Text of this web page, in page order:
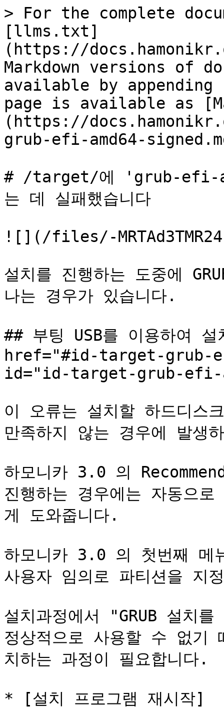
> For the complete
[llms.txt]
(https://
Markdown versions of
available by
page is available as
(https://
grub-efi-amd64-
# /target/에 'grub-efi-
는 데 실패했습니다
![](/files/-
설치를 진행하는 도중에
나는 경우가 있습니다.
## 부팅 USB를 이용하여
href="#id-target-grub-
id="id-target-grub-efi-
이 오류는 설치할 하드디스
만족하지 않는 경우에 발생
하모니카 3.0 의
진행하는 경우에는 자동으
게 도와줍니다.
하모니카 3.0 의 첫번째 메
사용자 임의로 파티션을 지
설치과정에서 "GRUB 설치
정상적으로 사용할 수 없기
치하는 과정이 필요합니다.
* [설치 프로그램 재시작]